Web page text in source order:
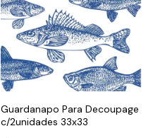
Guardanapo Para Decoupage
c/2unidades 33x33